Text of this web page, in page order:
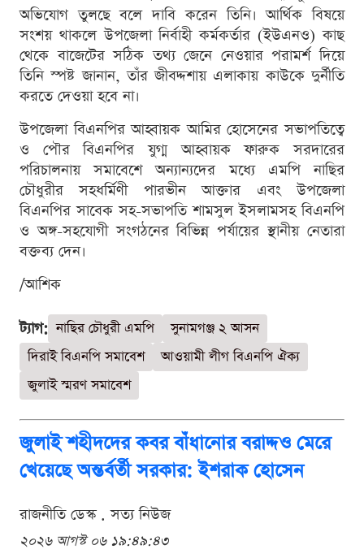
অভিযোগ তুলছে বলে দাবি করেন তিনি। আর্থিক বিষয়ে
সংশয় থাকলে উপজেলা নির্বাহী কর্মকর্তার (ইউএনও) কাছ
থেকে বাজেটের সঠিক তথ্য জেনে নেওয়ার পরামর্শ দিয়ে
তিনি স্পষ্ট জানান, তাঁর জীবদ্দশায় এলাকায় কাউকে দুর্নীতি
করতে দেওয়া হবে না।
উপজেলা বিএনপির আহ্বায়ক আমির হোসেনের সভাপতিত্বে
ও পৌর বিএনপির যুগ্ম আহ্বায়ক ফারুক সরদারের
পরিচালনায় সমাবেশে অন্যান্যদের মধ্যে এমপি নাছির
চৌধুরীর সহধর্মিণী পারভীন আক্তার এবং উপজেলা
বিএনপির সাবেক সহ-সভাপতি শামসুল ইসলামসহ বিএনপি
ও অঙ্গ-সহযোগী সংগঠনের বিভিন্ন পর্যায়ের স্থানীয় নেতারা
বক্তব্য দেন।
/আশিক
ট্যাগ: নাছির চৌধুরী এমপি
সুনামগঞ্জ ২ আসন
দিরাই বিএনপি সমাবেশ
আওয়ামী লীগ বিএনপি ঐক্য
জুলাই স্মরণ সমাবেশ
জুলাই শহীদদের কবর বাঁধানোর বরাদ্দও মেরে
খেয়েছে অন্তর্বর্তী সরকার: ইশরাক হোসেন
রাজনীতি ডেস্ক . সত্য নিউজ
২০২৬ আগস্ট ০৬ ১৯:৪৯:৪৩